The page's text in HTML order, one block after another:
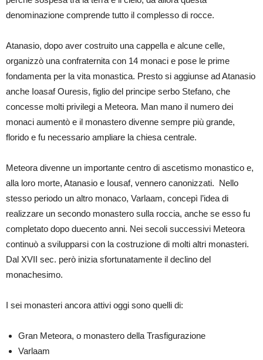
denominazione comprende tutto il complesso di rocce.
Atanasio, dopo aver costruito una cappella e alcune celle,
organizzò una confraternita con 14 monaci e pose le prime
fondamenta per la vita monastica. Presto si aggiunse ad Atanasio
anche Ioasaf Ouresis, figlio del principe serbo Stefano, che
concesse molti privilegi a Meteora. Man mano il numero dei
monaci aumentò e il monastero divenne sempre più grande,
florido e fu necessario ampliare la chiesa centrale.
Meteora divenne un importante centro di ascetismo monastico e,
alla loro morte, Atanasio e Iousaf, vennero canonizzati. Nello
stesso periodo un altro monaco, Varlaam, concepì l’idea di
realizzare un secondo monastero sulla roccia, anche se esso fu
completato dopo duecento anni. Nei secoli successivi Meteora
continuò a svilupparsi con la costruzione di molti altri monasteri.
Dal XVII sec. però inizia sfortunatamente il declino del
monachesimo.
I sei monasteri ancora attivi oggi sono quelli di:
Gran Meteora, o monastero della Trasfigurazione
Varlaam